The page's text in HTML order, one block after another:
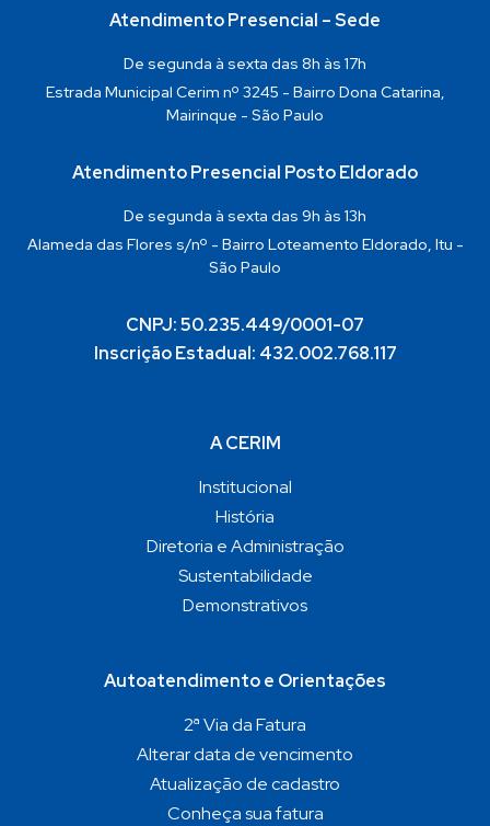
Atendimento Presencial – Sede
De segunda à sexta das 8h às 17h
Estrada Municipal Cerim nº 3245 - Bairro Dona Catarina,
Mairinque - São Paulo
Atendimento Presencial Posto Eldorado
De segunda à sexta das 9h às 13h
Alameda das Flores s/nº - Bairro Loteamento Eldorado, Itu -
São Paulo
CNPJ: 50.235.449/0001-07
Inscrição Estadual: 432.002.768.117
A CERIM
Institucional
História
Diretoria e Administração
Sustentabilidade
Demonstrativos
Autoatendimento e Orientações
2ª Via da Fatura
Alterar data de vencimento
Atualização de cadastro
Conheça sua fatura